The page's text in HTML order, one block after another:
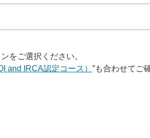
をご選択ください。
and IRCA認定コース） ”も合わせてご